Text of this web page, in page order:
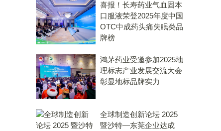
喜报！长寿药业气血固本
口服液荣登2025年度中国
OTC中成药头痛失眠类品
牌榜
鸿茅药业受邀参加2025地
理标志产业发展交流大会
彰显地标品牌实力
全球制造创新论坛 2025
暨沙特—东莞企业达成